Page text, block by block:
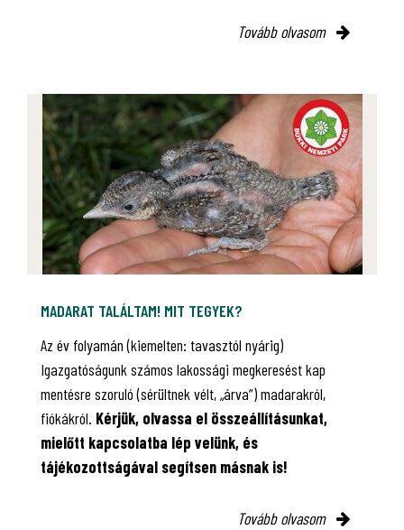
Tovább olvasom
MADARAT TALÁLTAM! MIT TEGYEK?
Az év folyamán (kiemelten: tavasztól nyárig)
Igazgatóságunk számos lakossági megkeresést kap
mentésre szoruló (sérültnek vélt, „árva”) madarakról,
fiókákról. Kérjük, olvassa el összeállításunkat,
mielőtt kapcsolatba lép velünk, és
tájékozottságával segítsen másnak is!
Tovább olvasom